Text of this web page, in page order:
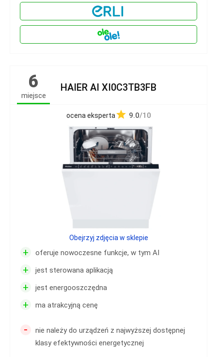
6
miejsce
HAIER AI XI0C3TB3FB
ocena eksperta 9.0/10
+ oferuje nowoczesne funkcje, w tym AI
+ jest sterowana aplikacją
+ jest energooszczędna
+ ma atrakcyjną cenę
-
nie należy do urządzeń z najwyższej dostępnej
klasy efektywności energetycznej
Obejrzyj zdjęcia w sklepie